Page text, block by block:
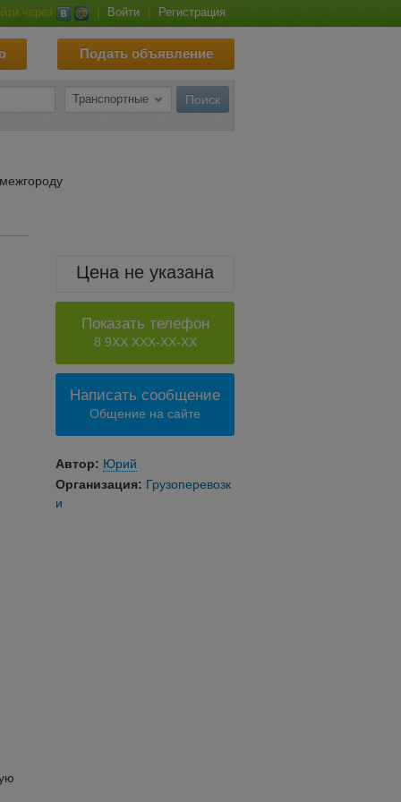
через Войти Регистрация
Подать объявление
Цена не указана
Показать телефон
8 9XX XXX-XX-XX
Написать сообщение
Общение на сайте
Автор: Юрий
Организация: Грузоперевозк
и